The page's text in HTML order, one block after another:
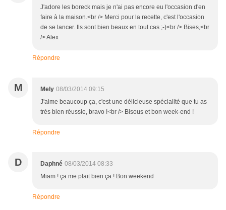
J'adore les boreck mais je n'ai pas encore eu l'occasion d'en
faire à la maison.<br /> Merci pour la recette, c'est l'occasion
de se lancer. Ils sont bien beaux en tout cas ;-)<br /> Bises,<br
/> Alex
Répondre
M Mely 08/03/2014 09:15
J'aime beaucoup ça, c'est une délicieuse spécialité que tu as
très bien réussie, bravo !<br /> Bisous et bon week-end !
Répondre
D Daphné 08/03/2014 08:33
Miam ! ça me plait bien ça ! Bon weekend
Répondre